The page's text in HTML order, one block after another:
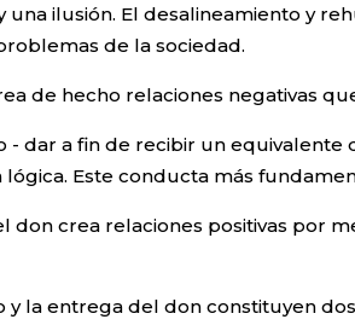
una ilusión. El desalineamiento y
de la sociedad.
de hecho relaciones negativas
- dar a fin de recibir un
lógica. Este conducta más
don crea relaciones positivas por
y la entrega del don constituyen